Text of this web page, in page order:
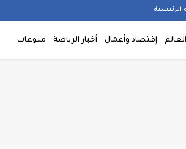
الرئيسية
إقتصاد وأعمال أخبار الرياضة منوعات